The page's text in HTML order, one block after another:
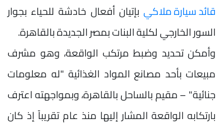
قائد سيارة ملاكي بإتيان أفعال خادشة للحياء بجوار
السور الخارجي لكلية البنات بمصر الجديدة بالقاهرة.
وأمكن تحديد وضبط مرتكب الواقعة، وهو مشرف
مبيعات بأحد مصانع المواد الغذائية "له معلومات
جنائية" – مقيم بالساحل بالقاهرة، وبمواجهته اعترف
بارتكابه الواقعة المشار إليها منذ عام تقريباً إذ كان